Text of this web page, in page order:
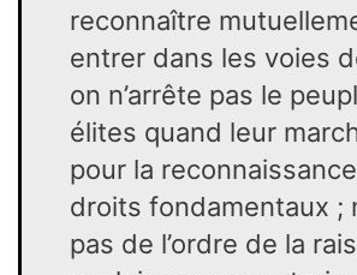
reconnaître
entrer dans les voies
on n’arrête pas le
élites quand leur
pour la
droits fondamentaux ;
pas de l’ordre de la